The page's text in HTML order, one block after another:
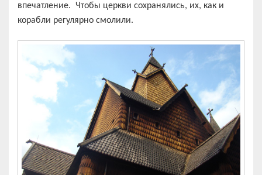
впечатление. Чтобы церкви сохранялись, их, как и
корабли регулярно смолили.